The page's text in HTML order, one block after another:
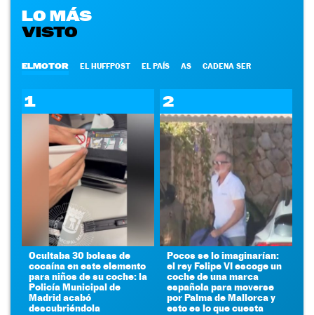
LO MÁS
VISTO
ELMOTOR EL HUFFPOST EL PAÍS AS CADENA SER
1
Ocultaba 30 bolsas de
cocaína en este elemento
para niños de su coche: la
Policía Municipal de
Madrid acabó
descubriéndola
2
Pocos se lo imaginarían:
el rey Felipe VI escoge un
coche de una marca
española para moverse
por Palma de Mallorca y
esto es lo que cuesta